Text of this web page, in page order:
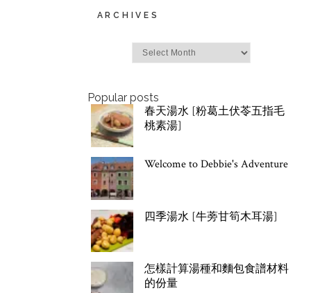
ARCHIVES
Popular posts
春天湯水 [粉葛土伏苓五指毛
桃素湯]
Welcome to Debbie's Adventure
四季湯水 [牛蒡甘筍木耳湯]
怎樣計算湯種和麵包食譜材料
的份量